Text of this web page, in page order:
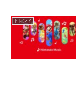
トレンド